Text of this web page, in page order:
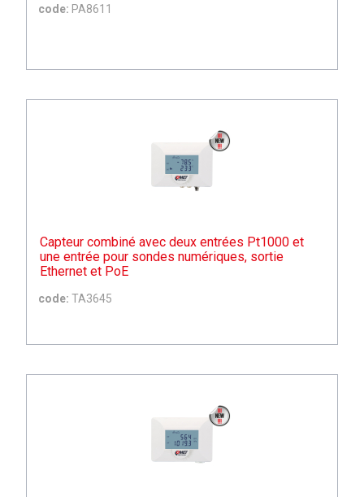
code: PA8611
Capteur combiné avec deux entrées Pt1000 et
une entrée pour sondes numériques, sortie
Ethernet et PoE
code: TA3645